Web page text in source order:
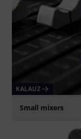
KALAUZ
Small mixers